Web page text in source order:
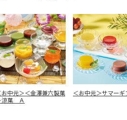
お中元＞＜金澤兼六製菓
涼菓 Ａ
＜お中元＞サマーギ